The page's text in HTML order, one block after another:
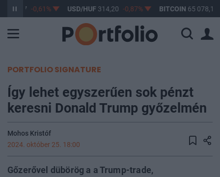
363,17 -0,61% USD/HUF314,20 -0,87% BITCOIN65 078,11
PORTFOLIO SIGNATURE
Így lehet egyszerűen sok pénzt
keresni Donald Trump győzelmén
Mohos Kristóf
2024. október 25. 18:00
Gőzerővel dübörög a a Trump-trade,